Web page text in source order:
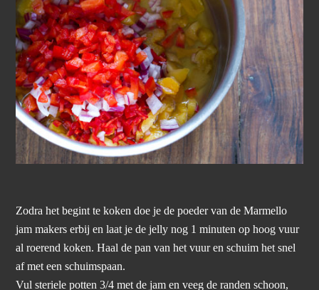
Zodra het begint te koken doe je de poeder van de Marmello
jam makers erbij en laat je de jelly nog 1 minuten op hoog vuur
al roerend koken. Haal de pan van het vuur en schuim het snel
af met een schuimspaan.
Vul steriele potten 3/4 met de jam en veeg de randen schoon,